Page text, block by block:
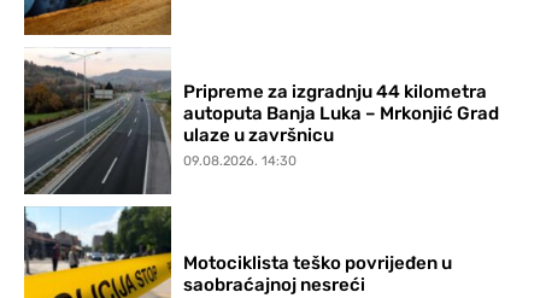
Pripreme za izgradnju 44 kilometra
autoputa Banja Luka – Mrkonjić Grad
ulaze u završnicu
09.08.2026. 14:30
Motociklista teško povrijeđen u
saobraćajnoj nesreći